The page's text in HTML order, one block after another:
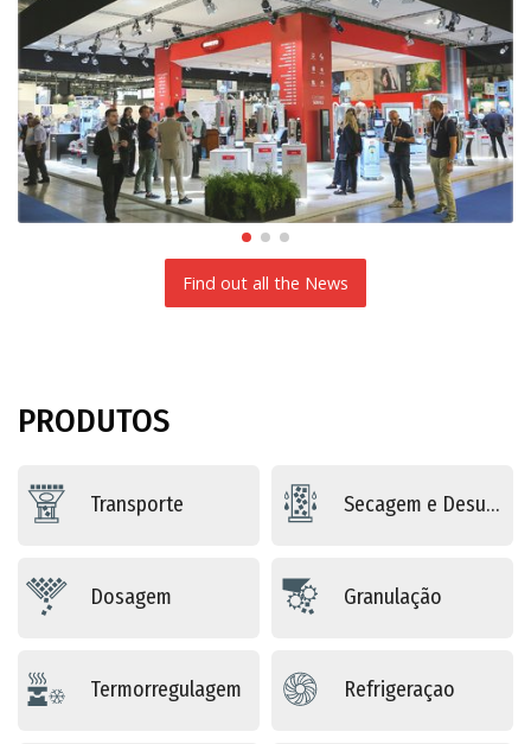
Find out all the News
PRODUTOS
Transporte Secagem e Desumidificação
Dosagem Granulação
Termorregulagem Refrigeraçao